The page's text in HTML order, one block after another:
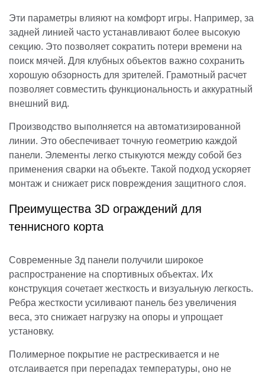
Эти параметры влияют на комфорт игры. Например, за
задней линией часто устанавливают более высокую
секцию. Это позволяет сократить потери времени на
поиск мячей. Для клубных объектов важно сохранить
хорошую обзорность для зрителей. Грамотный расчет
позволяет совместить функциональность и аккуратный
внешний вид.
Производство выполняется на автоматизированной
линии. Это обеспечивает точную геометрию каждой
панели. Элементы легко стыкуются между собой без
применения сварки на объекте. Такой подход ускоряет
монтаж и снижает риск повреждения защитного слоя.
Преимущества 3D ограждений для
теннисного корта
Современные 3д панели получили широкое
распространение на спортивных объектах. Их
конструкция сочетает жесткость и визуальную легкость.
Ребра жесткости усиливают панель без увеличения
веса, это снижает нагрузку на опоры и упрощает
установку.
Полимерное покрытие не растрескивается и не
отслаивается при перепадах температуры, оно не